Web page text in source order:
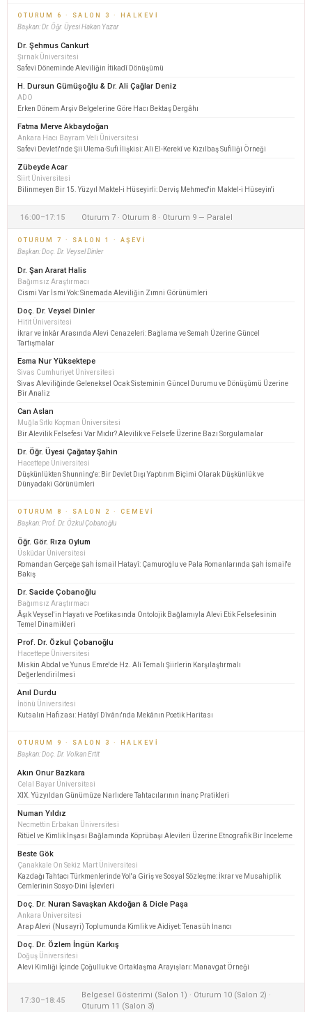
OTURUM 6 · SALON 3 · HALKEVI
Başkan: Dr. Öğr. Üyesi Hakan Yazar
Dr. Şehmus Cankurt
Şırnak Üniversitesi
Safevi Döneminde Aleviliğin İtikadî Dönüşümü
H. Dursun Gümüşoğlu & Dr. Ali Çağlar Deniz
ADO
Erken Dönem Arşiv Belgelerine Göre Hacı Bektaş Dergâhı
Fatma Merve Akbaydoğan
Ankara Hacı Bayram Veli Üniversitesi
Safevi Devleti'nde Şii Ulema-Sufi İlişkisi: Ali El-Kerekî ve Kızılbaş Sufiliği Örneği
Zübeyde Acar
Siirt Üniversitesi
Bilinmeyen Bir 15. Yüzyıl Maktel-i Hüseyin'i: Derviş Mehmed'in Maktel-i Hüseyin'i
16:00–17:15 Oturum 7 · Oturum 8 · Oturum 9 — Paralel
OTURUM 7 · SALON 1 · AŞEVI
Başkan: Doç. Dr. Veysel Dinler
Dr. Şan Ararat Halis
Bağımsız Araştırmacı
Cismi Var İsmi Yok: Sinemada Aleviliğin Zımni Görünümleri
Doç. Dr. Veysel Dinler
Hitit Üniversitesi
İkrar ve İnkâr Arasında Alevi Cenazeleri: Bağlama ve Semah Üzerine Güncel
Tartışmalar
Esma Nur Yüksektepe
Sivas Cumhuriyet Üniversitesi
Sivas Aleviliğinde Geleneksel Ocak Sisteminin Güncel Durumu ve Dönüşümü Üzerine
Bir Analiz
Can Aslan
Muğla Sıtkı Koçman Üniversitesi
Bir Alevilik Felsefesi Var Mıdır? Alevilik ve Felsefe Üzerine Bazı Sorgulamalar
Dr. Öğr. Üyesi Çağatay Şahin
Hacettepe Üniversitesi
Düşkünlükten Shunning'e: Bir Devlet Dışı Yaptırım Biçimi Olarak Düşkünlük ve
Dünyadaki Görünümleri
OTURUM 8 · SALON 2 · CEMEVI
Başkan: Prof. Dr. Özkul Çobanoğlu
Öğr. Gör. Rıza Oylum
Üsküdar Üniversitesi
Romandan Gerçeğe Şah İsmail Hatayî: Çamuroğlu ve Pala Romanlarında Şah İsmail'e
Bakış
Dr. Sacide Çobanoğlu
Bağımsız Araştırmacı
Âşık Veysel'in Hayatı ve Poetikasında Ontolojik Bağlamıyla Alevi Etik Felsefesinin
Temel Dinamikleri
Prof. Dr. Özkul Çobanoğlu
Hacettepe Üniversitesi
Miskin Abdal ve Yunus Emre'de Hz. Ali Temalı Şiirlerin Karşılaştırmalı
Değerlendirilmesi
Anıl Durdu
İnönü Üniversitesi
Kutsalın Hafızası: Hatâyî Dîvânı'nda Mekânın Poetik Haritası
OTURUM 9 · SALON 3 · HALKEVI
Başkan: Doç. Dr. Volkan Ertit
Akın Onur Bazkara
Celal Bayar Üniversitesi
XIX. Yüzyıldan Günümüze Narlıdere Tahtacılarının İnanç Pratikleri
Numan Yıldız
Necmettin Erbakan Üniversitesi
Ritüel ve Kimlik İnşası Bağlamında Köprübaşı Alevileri Üzerine Etnografik Bir İnceleme
Beste Gök
Çanakkale On Sekiz Mart Üniversitesi
Kazdağı Tahtacı Türkmenlerinde Yol'a Giriş ve Sosyal Sözleşme: İkrar ve Musahiplik
Cemlerinin Sosyo-Dini İşlevleri
Doç. Dr. Nuran Savaşkan Akdoğan & Dicle Paşa
Ankara Üniversitesi
Arap Alevi (Nusayri) Toplumunda Kimlik ve Aidiyet: Tenasüh İnancı
Doç. Dr. Özlem İngün Karkış
Doğuş Üniversitesi
Alevi Kimliği İçinde Çoğulluk ve Ortaklaşma Arayışları: Manavgat Örneği
17:30–18:45
Belgesel Gösterimi (Salon 1) · Oturum 10 (Salon 2) ·
Oturum 11 (Salon 3)